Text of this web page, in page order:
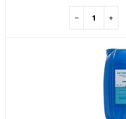
− +